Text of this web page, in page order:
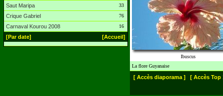
Saut Maripa 33
Crique Gabriel 76
Carnaval Kourou 2008 16
[Par date] [Accueil]
Ibuscus
La flore Guyanaise
[ Accès diaporama ] [ Accès Top